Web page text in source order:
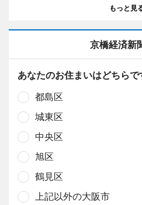
もっと見
京橋経済新
あなたのお住まいはどちらで
都島区
城東区
中央区
旭区
鶴見区
上記以外の大阪市